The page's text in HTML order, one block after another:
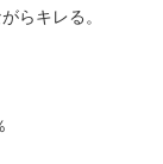
らキレる。